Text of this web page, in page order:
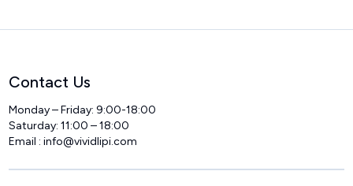
Contact Us
Monday – Friday: 9:00-18:00
Saturday: 11:00 – 18:00
Email :info@vividlipi.com